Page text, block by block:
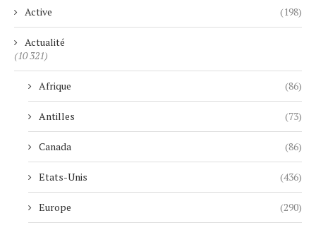
Active (198)
Actualité
(10 321)
Afrique (86)
Antilles (73)
Canada (86)
Etats-Unis (436)
Europe (290)